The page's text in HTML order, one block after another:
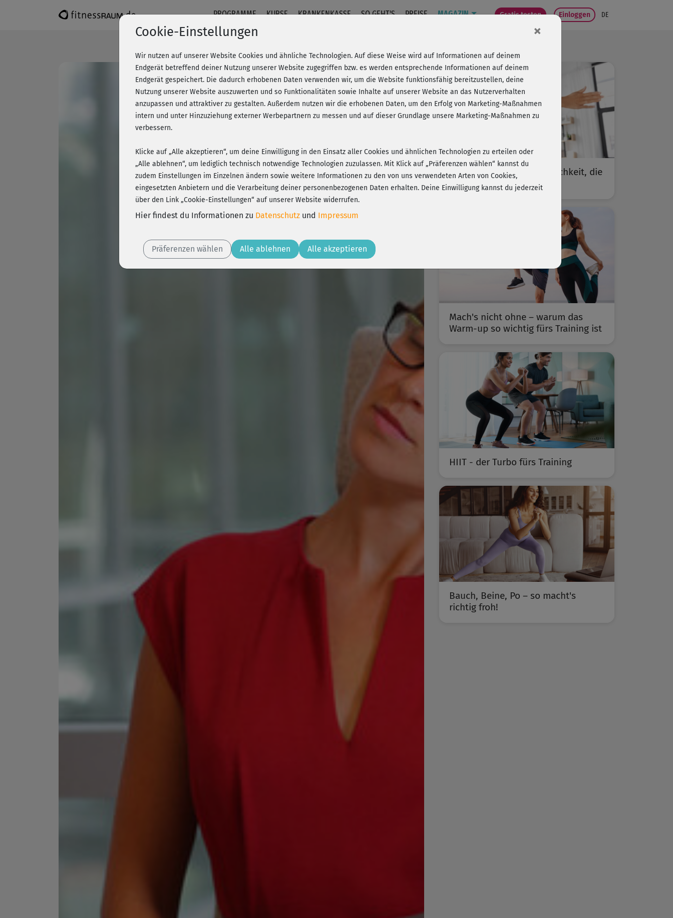
PROGRAMME KURSE KRANKENKASSE SO GEHT'S PREISE MAGAZIN Gratis testen Einloggen DE
Jeder Move zählt: Beweglichkeit, die
sich auszahlt
Mach's nicht ohne – warum das
Warm-up so wichtig fürs Training ist
HIIT - der Turbo fürs Training
Bauch, Beine, Po – so macht's
richtig froh!
Cookie-Einstellungen ×
Wir nutzen auf unserer Website Cookies und ähnliche Technologien. Auf diese Weise wird auf Informationen auf deinem
Endgerät betreffend deiner Nutzung unserer Website zugegriffen bzw. es werden entsprechende Informationen auf deinem
Endgerät gespeichert. Die dadurch erhobenen Daten verwenden wir, um die Website funktionsfähig bereitzustellen, deine
Nutzung unserer Website auszuwerten und so Funktionalitäten sowie Inhalte auf unserer Website an das Nutzerverhalten
anzupassen und attraktiver zu gestalten. Außerdem nutzen wir die erhobenen Daten, um den Erfolg von Marketing-Maßnahmen
intern und unter Hinzuziehung externer Werbepartnern zu messen und auf dieser Grundlage unsere Marketing-Maßnahmen zu
verbessern.
Klicke auf „Alle akzeptieren“, um deine Einwilligung in den Einsatz aller Cookies und ähnlichen Technologien zu erteilen oder
„Alle ablehnen“, um lediglich technisch notwendige Technologien zuzulassen. Mit Klick auf „Präferenzen wählen“ kannst du
zudem Einstellungen im Einzelnen ändern sowie weitere Informationen zu den von uns verwendeten Arten von Cookies,
eingesetzten Anbietern und die Verarbeitung deiner personenbezogenen Daten erhalten. Deine Einwilligung kannst du jederzeit
über den Link „Cookie-Einstellungen“ auf unserer Website widerrufen.
Hier findest du Informationen zu Datenschutz und Impressum
Präferenzen wählen Alle ablehnen Alle akzeptieren